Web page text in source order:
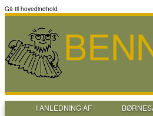
Gå til hovedindhold
I ANLEDNING AF